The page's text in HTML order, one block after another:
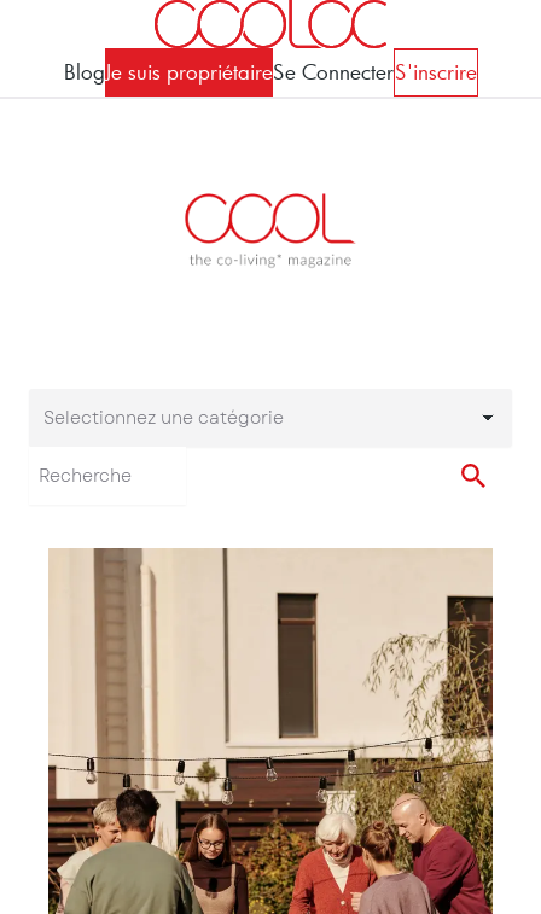
BlogJe suis propriétaireSe ConnecterS'inscrire
Selectionnez une
Selectionnez une catégorie